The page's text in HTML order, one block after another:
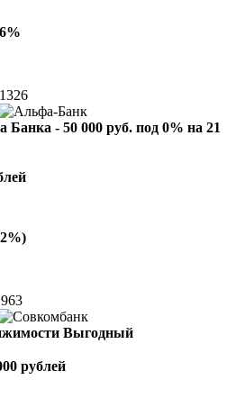
- 50 000 руб. под 0% на 21
Выгодный
рублей